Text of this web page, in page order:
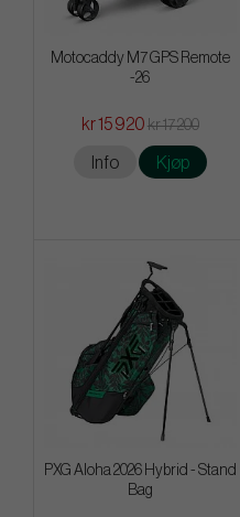
Motocaddy M7 GPS Remote
-26
kr 15 920 kr 17 200
Info Kjøp
PXG Aloha 2026 Hybrid - Stand
Bag